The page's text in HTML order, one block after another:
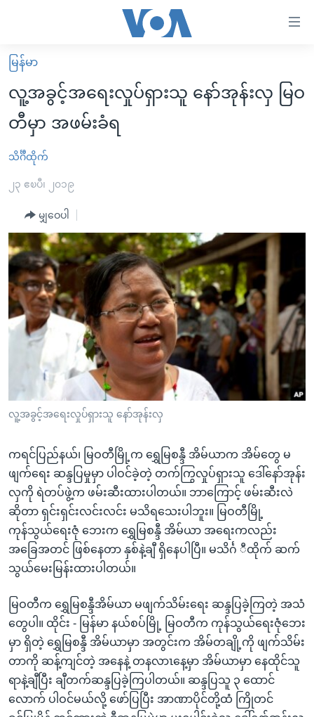
လွယ်ကူ
စေ
သည့်
များ
ပင်မ
ကျော်
ကြည့်
ရန်
ပင်မ
အ
ကျော်
ကြည့်
ရှာဖွေ
ရန်
နေရာ
သို့
ကျော်
ရန်
မူလစာမျက်နှာ
မြန်မာ
ကမ္ဘာ့သတင်းများ
နိုင်ငံတကာ
အစ္စရေး-ပါလက်စတိုင်း
ဗွီဒီယို
အင်္ဂလိပ်စာလေ့လာမယ်
အမေရိကန်သုံးအီဒီယံ
မကြေးမုံရဲ့ အင်္ဂလိပ်စာ
ရုပ်ရှင်ထဲက အင်္ဂလိပ်စာ
သုတပဒေသာ အင်္ဂလိပ်စာ
အပတ်စဉ်ကဏ္ဍများ
ရေဒီယို
တီဗွီ
ရေဒီယိုနှင့်ရုပ်သံ အချက်အလက်များ
ရေဒီယို/တီဗွီအစီအစဉ်
Learning English
ဗွီအိုအေ လူမှုကွန်ယက်များ
ဘာသာစကားများ
မြန်မာ
လူ့အခွင့်အရေးလှုပ်ရှားသူ နော်အုန်းလှ မြဝ
တီမှာ အဖမ်းခံရ
သိင်္ဂီထိုက်
၂၃ ဧၿပီ၊ ၂၀၁၉
မျှဝေပါ
လူ့အခွင့်အရေးလှုပ်ရှားသူ နော်အုန်းလှ
ကရင်ပြည်နယ်၊ မြဝတီမြို့က ရွှေမြစန္ဒီ အိမ်ယာက အိမ်တွေ မ
ဖျက်ရေး ဆန္ဒပြမှုမှာ ပါဝင်ခဲ့တဲ့ တက်ကြွလှုပ်ရှားသူ ဒေါ်နော်အုန်း
လှကို ရဲတပ်ဖွဲ့က ဖမ်းဆီးထားပါတယ်။ ဘာကြောင့် ဖမ်းဆီးလဲ
ဆိုတာ ရှင်းရှင်းလင်းလင်း မသိရသေးပါဘူး။ မြဝတီမြို့
ကုန်သွယ်ရေးဇုံ ဘေးက ရွှေမြစန္ဒီ အိမ်ယာ အရေးကလည်း
အခြေအတင် ဖြစ်နေတာ နှစ်နဲ့ချီ ရှိနေပါပြီ။ မသိင်္ဂ ီထိုက် ဆက်
သွယ်မေးမြန်းထားပါတယ်။
မြဝတီက ရွှေမြစန္ဒီအိမ်ယာ မဖျက်သိမ်းရေး ဆန္ဒပြခဲ့ကြတဲ့ အသံ
တွေပါ။ ထိုင်း - မြန်မာ နယ်စပ်မြို့ မြဝတီက ကုန်သွယ်ရေးဇုံဘေး
မှာ ရှိတဲ့ ရွှေမြစန္ဒီ အိမ်ယာမှာ အတွင်းက အိမ်တချို့ကို ဖျက်သိမ်း
တာကို ဆန့်ကျင်တဲ့ အနေနဲ့ တနလာၤနေ့မှာ အိမ်ယာမှာ နေထိုင်သူ
ရာနဲ့ချီပြီး ချီတက်ဆန္ဒပြခဲ့ကြပါတယ်။ ဆန္ဒပြသူ ၃ ထောင်
လောက် ပါဝင်မယ်လို့ ဖော်ပြပြီး အာဏာပိုင်တို့ထံ ကြိုတင်